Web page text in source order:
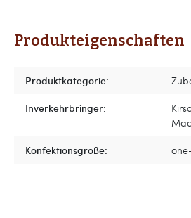
Produkteigenschaften
Produktkategorie:
Inverkehrbringer:
Konfektionsgröße: